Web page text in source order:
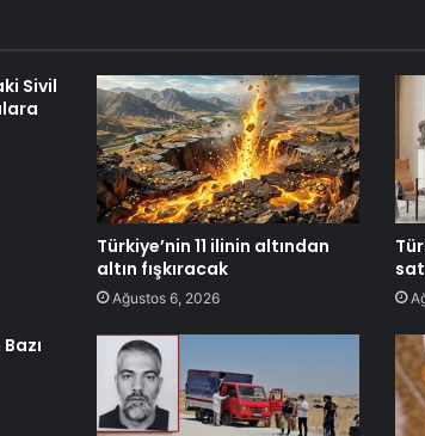
Sivil
Türkiye’nin 11 ilinin altından
altın fışkıracak
Ağustos 6, 2026